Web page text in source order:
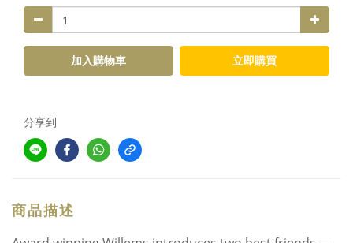
加入購物車 立即購買
分享到
商品描述